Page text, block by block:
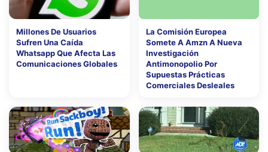
Millones De Usuarios
Sufren Una Caída
Whatsapp Que Afecta Las
Comunicaciones Globales
La Comisión Europea
Somete A Amzn A Nueva
Investigación
Antimonopolio Por
Supuestas Prácticas
Comerciales Desleales